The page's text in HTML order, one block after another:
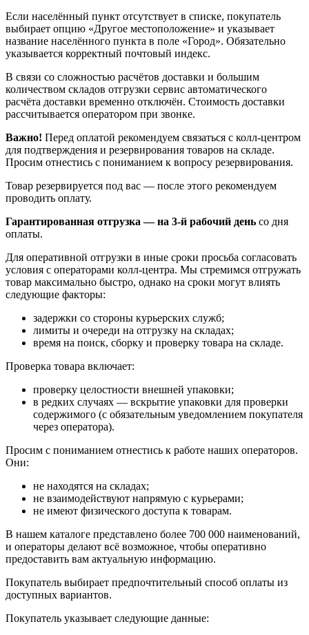
Если населённый пункт отсутствует в списке, покупатель
выбирает опцию «Другое местоположение» и указывает
название населённого пункта в поле «Город». Обязательно
указывается корректный почтовый индекс.
В связи со сложностью расчётов доставки и большим
количеством складов отгрузки сервис автоматического
расчёта доставки временно отключён. Стоимость доставки
рассчитывается оператором при звонке.
Важно! Перед оплатой рекомендуем связаться с колл‑центром
для подтверждения и резервирования товаров на складе.
Просим отнестись с пониманием к вопросу резервирования.
Товар резервируется под вас — после этого рекомендуем
проводить оплату.
Гарантированная отгрузка — на 3‑й рабочий день со дня
оплаты.
Для оперативной отгрузки в иные сроки просьба согласовать
условия с операторами колл‑центра. Мы стремимся отгружать
товар максимально быстро, однако на сроки могут влиять
следующие факторы:
задержки со стороны курьерских служб;
лимиты и очереди на отгрузку на складах;
время на поиск, сборку и проверку товара на складе.
Проверка товара включает:
проверку целостности внешней упаковки;
в редких случаях — вскрытие упаковки для проверки
содержимого (с обязательным уведомлением покупателя
через оператора).
Просим с пониманием отнестись к работе наших операторов.
Они:
не находятся на складах;
не взаимодействуют напрямую с курьерами;
не имеют физического доступа к товарам.
В нашем каталоге представлено более 700 000 наименований,
и операторы делают всё возможное, чтобы оперативно
предоставить вам актуальную информацию.
Покупатель выбирает предпочтительный способ оплаты из
доступных вариантов.
Покупатель указывает следующие данные: